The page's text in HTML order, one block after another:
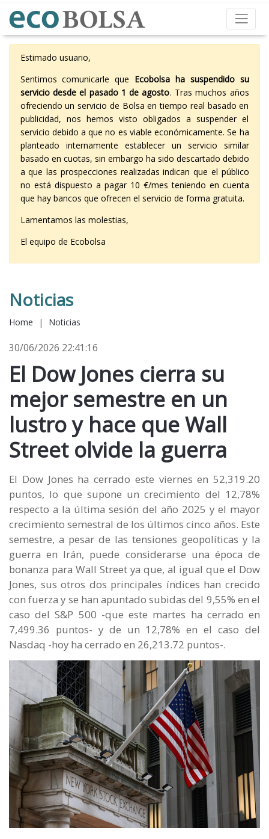
Estimado usuario,
Sentimos comunicarle que Ecobolsa ha suspendido su
servicio desde el pasado 1 de agosto. Tras muchos años
ofreciendo un servicio de Bolsa en tiempo real basado en
publicidad, nos hemos visto obligados a suspender el
servicio debido a que no es viable económicamente. Se ha
planteado internamente establecer un servicio similar
basado en cuotas, sin embargo ha sido descartado debido
a que las prospecciones realizadas indican que el público
no está dispuesto a pagar 10 €/mes teniendo en cuenta
que hay bancos que ofrecen el servicio de forma gratuita.
Lamentamos las molestias,
El equipo de Ecobolsa
Noticias
Home | Noticias
30/06/2026 22:41:16
El Dow Jones cierra su
mejor semestre en un
lustro y hace que Wall
Street olvide la guerra
El Dow Jones ha cerrado este viernes en 52,319.20
puntos, lo que supone un crecimiento del 12,78%
respecto a la última sesión del año 2025 y el mayor
crecimiento semestral de los últimos cinco años. Este
semestre, a pesar de las tensiones geopolíticas y la
guerra en Irán, puede considerarse una época de
bonanza para Wall Street ya que, al igual que el Dow
Jones, sus otros dos principales índices han crecido
con fuerza y se han apuntado subidas del 9,55% en el
caso del S&P 500 -que este martes ha cerrado en
7,499.36 puntos- y de un 12,78% en el caso del
Nasdaq -hoy ha cerrado en 26,213.72 puntos-.